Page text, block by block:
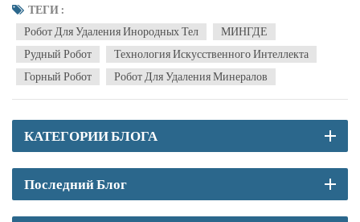
развитием технологий искусственного интеллекта и машинного
зрения. Они в основном используются в процессе добычи и
переработки руды для автоматического выявления и удаления
посторонних веществ, смешанных с рудой, чтобы повысить
эффективность производства и качество продукции, а также
линии.Техническая реализацияОсновные технологии роботов для
удаления инородных тел из руды включают распознавание
роботизированной рукой. Изображения руды фиксируются камерой
высокого разрешения, установленной на конвейерной ленте, а затем
ТЕГИ :
Робот Для Удаления Инородных Тел
МИНГДЕ
Рудный Робот
Технология Искусственного Интеллекта
Горный Робот
Робот Для Удаления Минералов
КАТЕГОРИИ БЛОГА
Последний Блог